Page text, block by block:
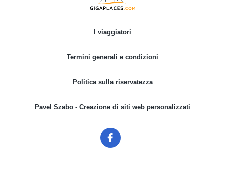
I viaggiatori
Termini generali e condizioni
Politica sulla riservatezza
Pavel Szabo - Creazione di siti web personalizzati